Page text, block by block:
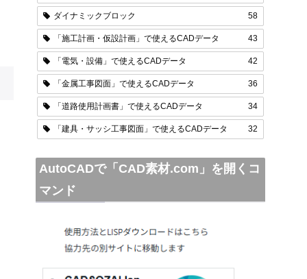
ダイナミックブロック 58
「施工計画・仮設計画」で使えるCADデータ 43
「電気・設備」で使えるCADデータ 42
「金属工事図面」で使えるCADデータ 36
「道路使用計画書」で使えるCADデータ 34
「建具・サッシ工事図面」で使えるCADデータ 32
AutoCADで「CAD素材.com」を開くコ
マンド